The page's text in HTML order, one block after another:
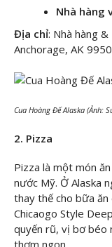
Nhà hàng
Địa chỉ: Nhà hàng
Anchorage, AK
Cua Hoàng Đế Alaska (Ảnh:
2. Pizza
Pizza là một món
nước Mỹ. Ở Alaska
thay thế cho bữa ăn
Chicaogo Style
quyến rũ, vị bơ béo